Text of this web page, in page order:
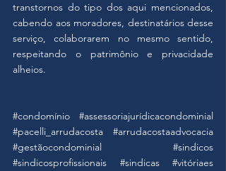
transtornos do tipo dos aqui mencionados,
cabendo aos moradores, destinatários desse
serviço, colaborarem no mesmo sentido,
respeitando o patrimônio e privacidade
alheios.
#condomínio
#assessoriajurídicacondominial
#pacelli_arrudacosta
#arrudacostaadvocacia
#gestãocondominial
#sindicos
#sindicosprofissionais
#sindicas
#vitóriaes